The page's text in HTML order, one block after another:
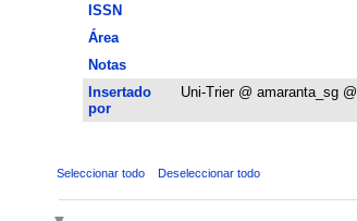
ISSN
Área
Notas
Insertado
por
Uni-Trier @ amaranta_sg @
Seleccionar todo Deseleccionar todo